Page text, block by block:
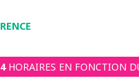
HORAIRES EN FONCTION